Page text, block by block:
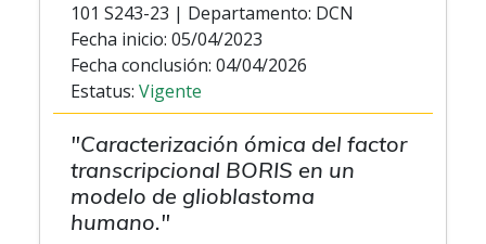
101 S243-23 | Departamento: DCN
Fecha inicio: 05/04/2023
Fecha conclusión: 04/04/2026
Estatus: Vigente
"Caracterización ómica del factor
transcripcional BORIS en un
modelo de glioblastoma
humano."